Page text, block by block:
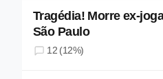
Tragédia! Morre ex-
São Paulo
12 (12%)